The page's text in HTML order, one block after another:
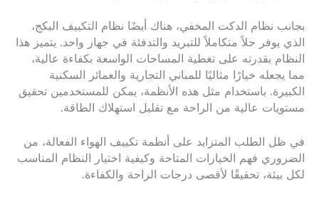
بجانب نظام الدكت المخفي، هناك أيضًا نظام التكييف البكج،
الذي يوفر حلاً متكاملاً للتبريد والتدفئة في جهاز واحد. يتميز هذا
النظام بقدرته على تغطية المساحات الواسعة بكفاءة عالية،
مما يجعله خيارًا مثاليًا للمباني التجارية والعمائر السكنية
الكبيرة. باستخدام مثل هذه الأنظمة، يمكن للمستخدمين تحقيق
مستويات عالية من الراحة مع تقليل استهلاك الطاقة.
في ظل الطلب المتزايد على أنظمة تكييف الهواء الفعالة، من
الضروري فهم الخيارات المتاحة وكيفية اختيار النظام المناسب
لكل بيئة، تحقيقًا لأقصى درجات الراحة والكفاءة.